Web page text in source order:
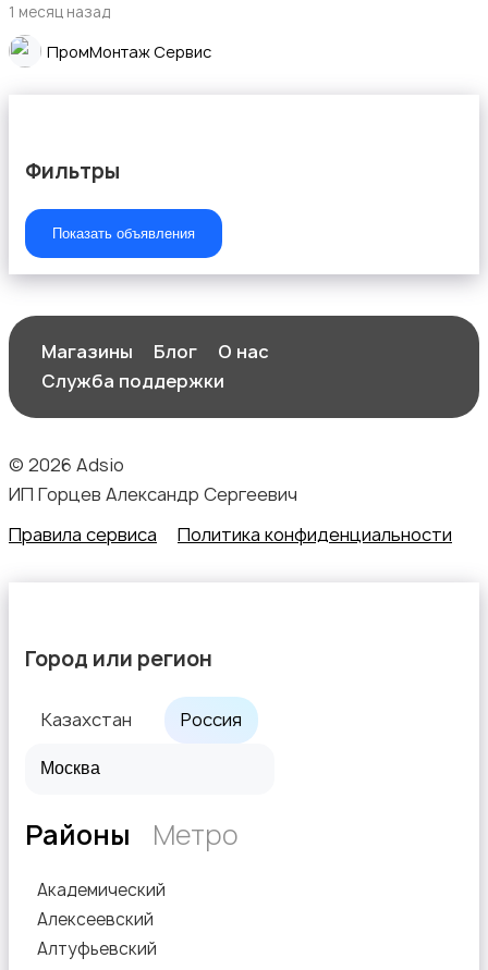
1 месяц назад
ПромМонтаж Сервис
Фильтры
Показать объявления
Магазины Блог
О нас
Служба поддержки
© 2026 Adsio
ИП Горцев Александр Сергеевич
Правила сервиса
Политика конфиденциальности
Город или регион
Казахстан Россия
Районы Метро
Академический
Алексеевский
Алтуфьевский